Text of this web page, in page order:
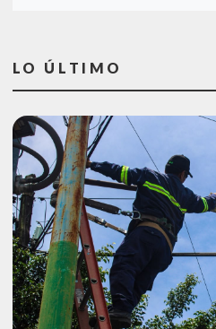
LO ÚLTIMO